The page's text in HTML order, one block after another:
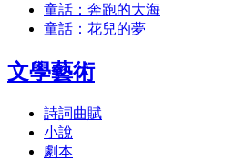
童話：奔跑的大海
童話：花兒的夢
文學藝術
詩詞曲賦
小說
劇本